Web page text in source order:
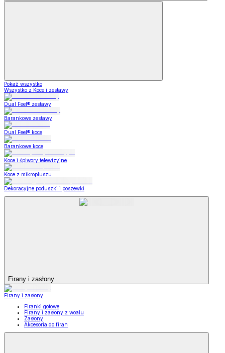
Pokaż wszystko
Wszystko z Koce i zestawy
Dual Feel® zestawy
Barankowe zestawy
Dual Feel® koce
Barankowe koce
Koce i śpiwory telewizyjne
Koce z mikropluszu
Dekoracyjne poduszki i poszewki
Firany i zasłony
Firany i zasłony
Firanki gotowe
Firany i zasłony z woalu
Zasłony
Akcesoria do firan